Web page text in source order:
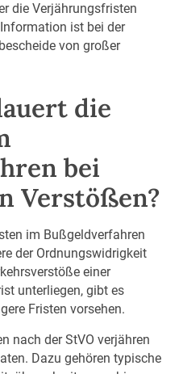
die Verjährungsfristen
ist bei der
von großer
die
bei
Verstößen?
im Bußgeldverfahren
der Ordnungswidrigkeit
einer
unterliegen, gibt es
Fristen vorsehen.
nach der StVO verjähren
Dazu gehören typische